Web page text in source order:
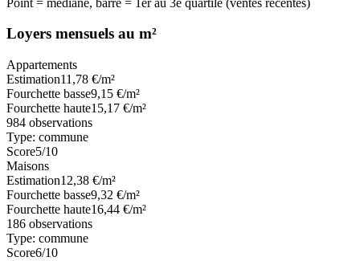
Loyers mensuels au m²
Appartements
Estimation11,78 €/m²
Fourchette basse9,15 €/m²
Fourchette haute15,17 €/m²
984 observations
Type: commune
Score5/10
Maisons
Estimation12,38 €/m²
Fourchette basse9,32 €/m²
Fourchette haute16,44 €/m²
186 observations
Type: commune
Score6/10